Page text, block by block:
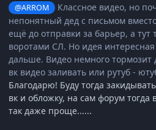
@ARROM
Классное видео, но
непонятный дед с письмом
ещё до отправки за барьер, а
воротами СЛ. Но идея интересная
дальше. Видео немного
вк видео заливать или рутуб -
Благодарю! Буду тогда
вк и обложку, на сам форум тогда
так даже проще......